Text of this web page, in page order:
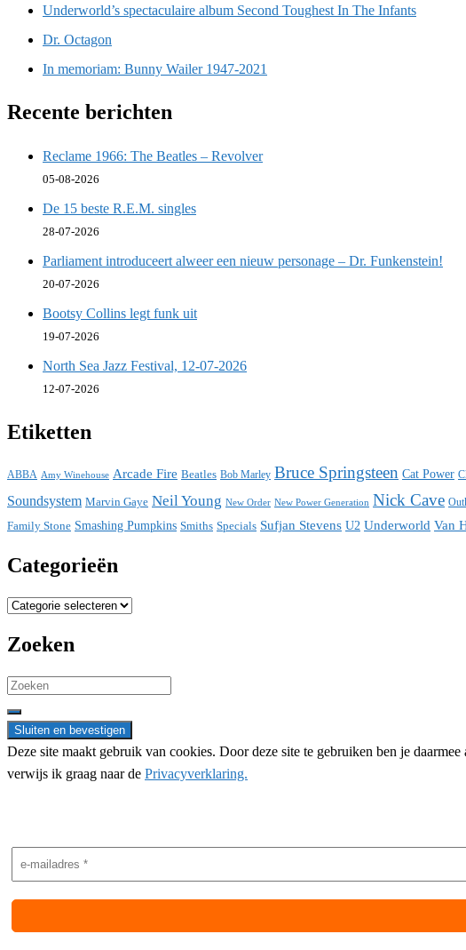
Underworld’s spectaculaire album Second Toughest In The Infants
Dr. Octagon
In memoriam: Bunny Wailer 1947-2021
Recente berichten
Reclame 1966: The Beatles – Revolver
05-08-2026
De 15 beste R.E.M. singles
28-07-2026
Parliament introduceert alweer een nieuw personage – Dr. Funkenstein!
20-07-2026
Bootsy Collins legt funk uit
19-07-2026
North Sea Jazz Festival, 12-07-2026
12-07-2026
Etiketten
ABBA Amy Winehouse Arcade Fire Beatles Bob Marley Bruce Springsteen Cat Power
Soundsystem Marvin Gaye Neil Young New Order New Power Generation Nick Cave
Family Stone Smashing Pumpkins Smiths Specials Sufjan Stevens U2 Underworld Van
Categorieën
Categorieën
Zoeken
Search
for:
Deze site maakt gebruik van cookies. Door deze site te gebruiken ben je
verwijs ik graag naar de Privacyverklaring.